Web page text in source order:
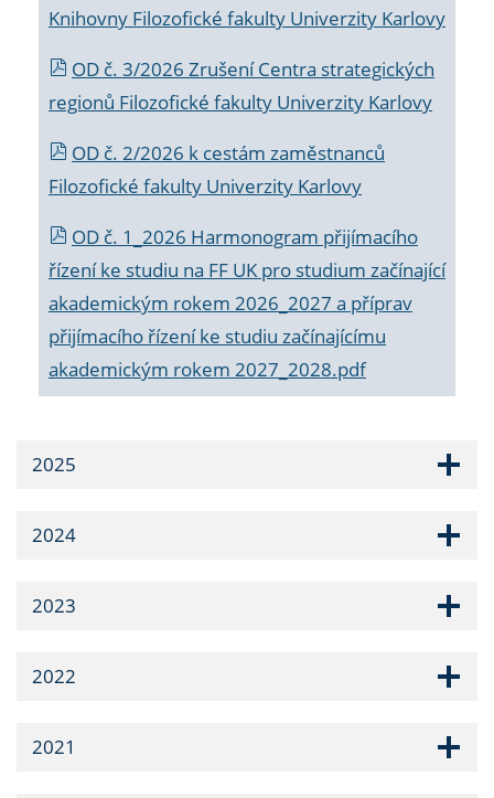
Knihovny Filozofické fakulty Univerzity Karlovy
OD č. 3/2026 Zrušení Centra strategických
regionů Filozofické fakulty Univerzity Karlovy
OD č. 2/2026 k cestám zaměstnanců
Filozofické fakulty Univerzity Karlovy
OD č. 1_2026 Harmonogram přijímacího
řízení ke studiu na FF UK pro studium začínající
akademickým rokem 2026_2027 a příprav
přijímacího řízení ke studiu začínajícímu
akademickým rokem 2027_2028.pdf
2025
2024
2023
2022
2021